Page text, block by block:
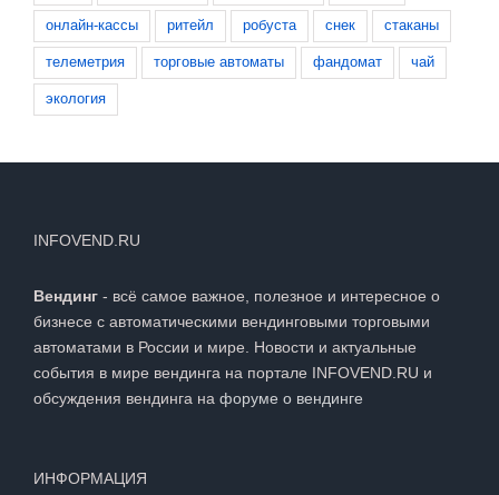
кофе кофемашина микромаркет напитки
онлайн-кассы ритейл робуста снек стаканы
телеметрия
Вендинг- всё самое важное, полезное и интересное о
бизнесе с автоматическими вендинговыми торговыми
автоматами в России и мире. Новости и актуальные
события в мире вендинга на портале INFOVEND.RU и